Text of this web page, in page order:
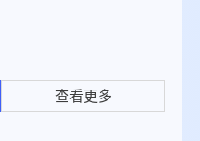
查看更多